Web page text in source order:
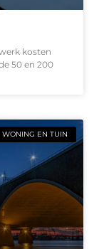
kosten
50 en 200
WONING EN TUIN